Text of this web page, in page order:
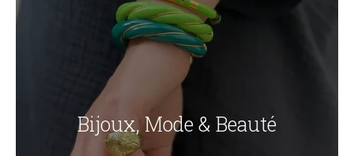
Bijoux, Mode & Beauté